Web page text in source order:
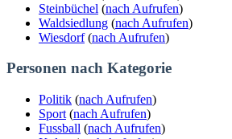
Steinbüchel (nach Aufrufen)
Waldsiedlung (nach Aufrufen)
Wiesdorf(nach Aufrufen)
Personen nach Kategorie
Politik (nach Aufrufen)
Sport (nach Aufrufen)
Fussball (nach Aufrufen)